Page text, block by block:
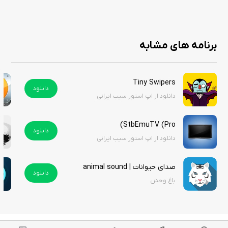
برنامه های مشابه
Tiny Swipers
دانلود از اپ استور سیب ایرانی
دانلود
StbEmuTV (Pro)
دانلود از اپ استور سیب ایرانی
دانلود
صدای حیوانات | animal sound
باغ وحش
دانلود